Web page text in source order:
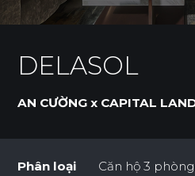
DELASOL
AN CƯỜNG x CAPITAL
Phân loại Căn hộ 3